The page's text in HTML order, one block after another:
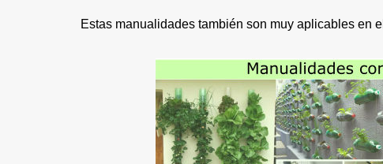
Estas manualidades también son muy aplicables en el